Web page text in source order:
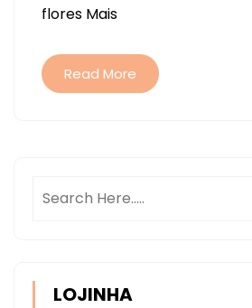
flores Mais
Read More
LOJINHA